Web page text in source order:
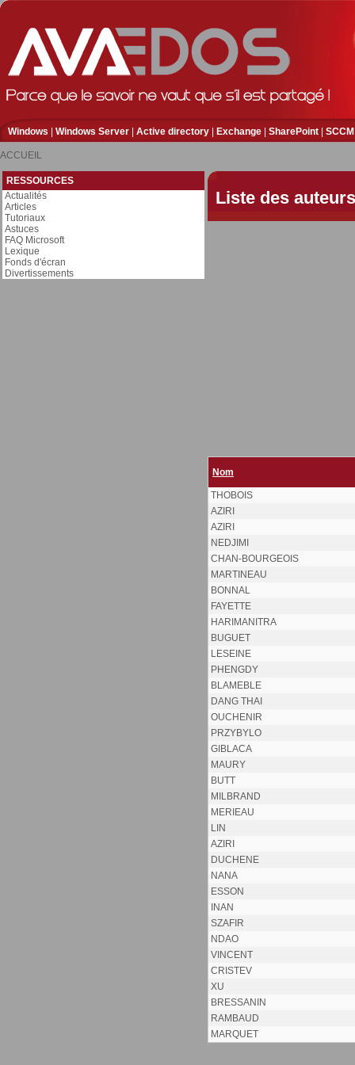
Windows Windows Server Active directory Exchange SharePoint SCCM
ACCUEIL
RESSOURCES
Actualités
Articles
Tutoriaux
Astuces
FAQ Microsoft
Lexique
Fonds d'écran
Divertissements
Liste des auteurs
Nom
THOBOIS
AZIRI
AZIRI
NEDJIMI
CHAN-BOURGEOIS
MARTINEAU
BONNAL
FAYETTE
HARIMANITRA
BUGUET
LESEINE
PHENGDY
BLAMEBLE
DANG THAI
OUCHENIR
PRZYBYLO
GIBLACA
MAURY
BUTT
MILBRAND
MERIEAU
LIN
AZIRI
DUCHENE
NANA
ESSON
INAN
SZAFIR
NDAO
VINCENT
CRISTEV
XU
BRESSANIN
RAMBAUD
MARQUET